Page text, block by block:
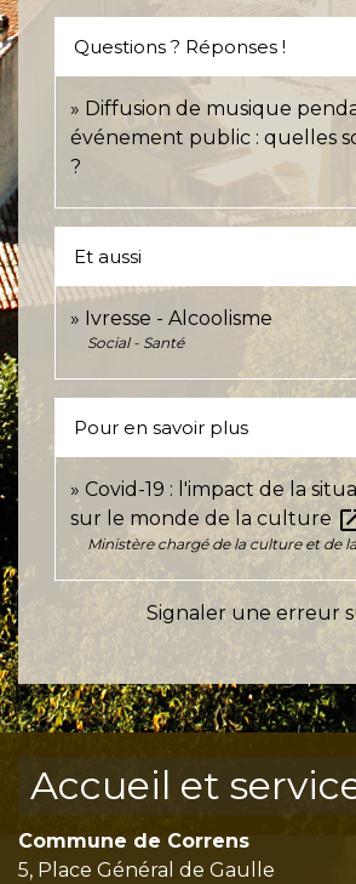
Questions ? Réponses !
Diffusion de musique
événement public : quelles
?
Et aussi
Ivresse - Alcoolisme
Social - Santé
Pour en savoir plus
Covid-19 : l'impact de la
sur le monde de la culture
Ministère chargé de la culture et de
Signaler une erreur
Accueil et
Commune de Correns
5, Place Général de Gaulle